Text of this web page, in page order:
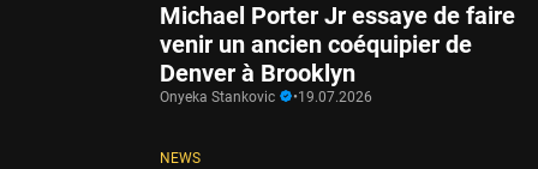
Michael Porter Jr essaye de faire
venir un ancien coéquipier de
Denver à Brooklyn
Onyeka Stankovic •19.07.2026
NEWS